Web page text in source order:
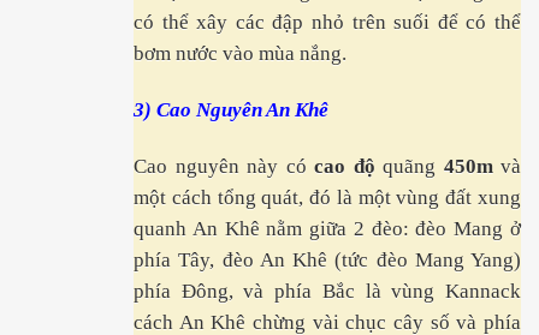
có thể xây các đập nhỏ trên suối để có thể
bơm nước vào mùa nắng.
3) Cao Nguyên An Khê
Cao nguyên này có cao độ quãng 450mvà
một cách tổng quát, đó là một vùng đất xung
quanh An Khê nằm giữa 2 đèo: đèo Mang ở
phía Tây, đèo An Khê (tức đèo Mang Yang)
phía Đông, và phía Bắc là vùng Kannack
cách An Khê chừng vài chục cây số và phía